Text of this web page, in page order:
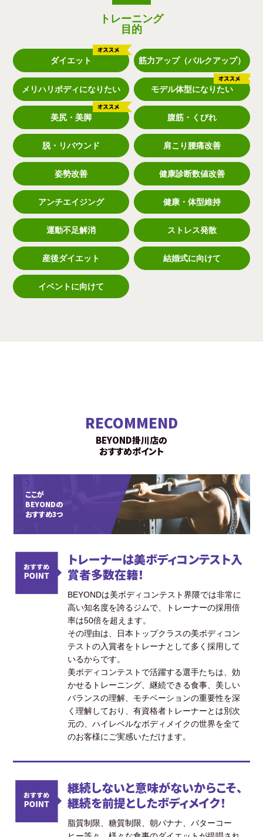
トレーニング
目的
ダイエット 筋力アップ（バルクアップ）
メリハリボディになりたい モデル体型になりたい
美尻・美脚 腹筋・くびれ
脱・リバウンド 肩こり腰痛改善
姿勢改善 健康診断数値改善
アンチエイジング 健康・体型維持
運動不足解消 ストレス発散
産後ダイエット 結婚式に向けて
イベントに向けて
RECOMMEND
BEYOND掛川店の
おすすめポイント
ここが
BEYONDの
おすすめ3つ
トレーナーは美ボディコンテスト入
賞者多数在籍！
BEYONDは美ボディコンテスト界隈では非常に
高い知名度を誇るジムで、トレーナーの採用倍
率は50倍を超えます。
その理由は、日本トップクラスの美ボディコン
テストの入賞者をトレーナとして多く採用して
いるからです。
美ボディコンテストで活躍する選手たちは、効
かせるトレーニング、継続できる食事、美しい
バランスの理解、モチベーションの重要性を深
く理解しており、有資格者トレーナーとは別次
元の、ハイレベルなボディメイクの世界を全て
のお客様にご実感いただけます。
継続しないと意味がないからこそ、
継続を前提としたボディメイク！
脂質制限、糖質制限、朝バナナ、バターコー